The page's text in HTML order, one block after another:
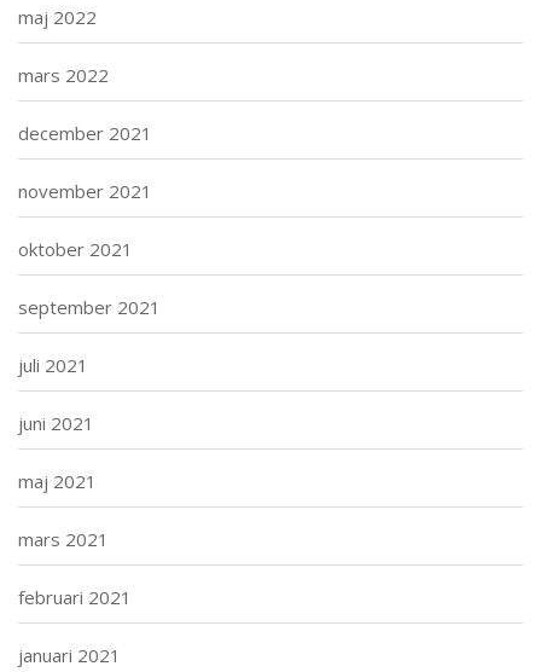
maj 2022
mars 2022
december 2021
november 2021
oktober 2021
september 2021
juli 2021
juni 2021
maj 2021
mars 2021
februari 2021
januari 2021